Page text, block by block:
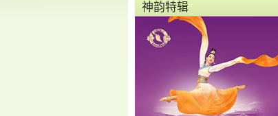
神韵特辑